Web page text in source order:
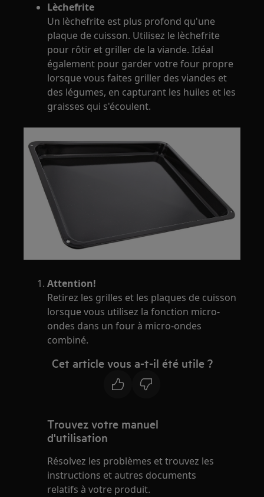
Lèchefrite
Un lèchefrite est plus profond qu'une
plaque de cuisson. Utilisez le lèchefrite
pour rôtir et griller de la viande. Idéal
également pour garder votre four propre
lorsque vous faites griller des viandes et
des légumes, en capturant les huiles et les
graisses qui s'écoulent.
Attention!
Retirez les grilles et les plaques de cuisson
lorsque vous utilisez la fonction micro-
ondes dans un four à micro-ondes
combiné.
Cet article vous a-t-il été utile ?
Trouvez votre manuel
d'utilisation
Résolvez les problèmes et trouvez les
instructions et autres documents
relatifs à votre produit.